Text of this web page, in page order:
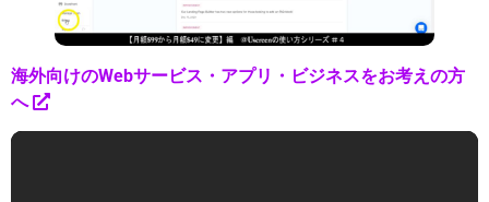
海外向けのWebサービス・アプリ・ビジネスをお考えの方
へ